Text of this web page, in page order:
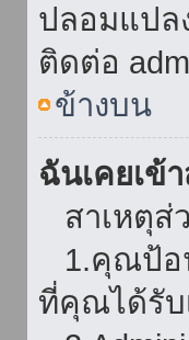
ปลอมแปล
ติดต่อ
ข้างบน
ฉันเคยเข้
สาเหตุส่
1.คุณป้อ
ที่คุณได้รั